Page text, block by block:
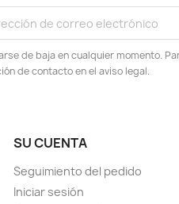
de baja en cualquier momento.
de contacto en el aviso legal.
SU CUENTA
Seguimiento del pedido
Iniciar sesión